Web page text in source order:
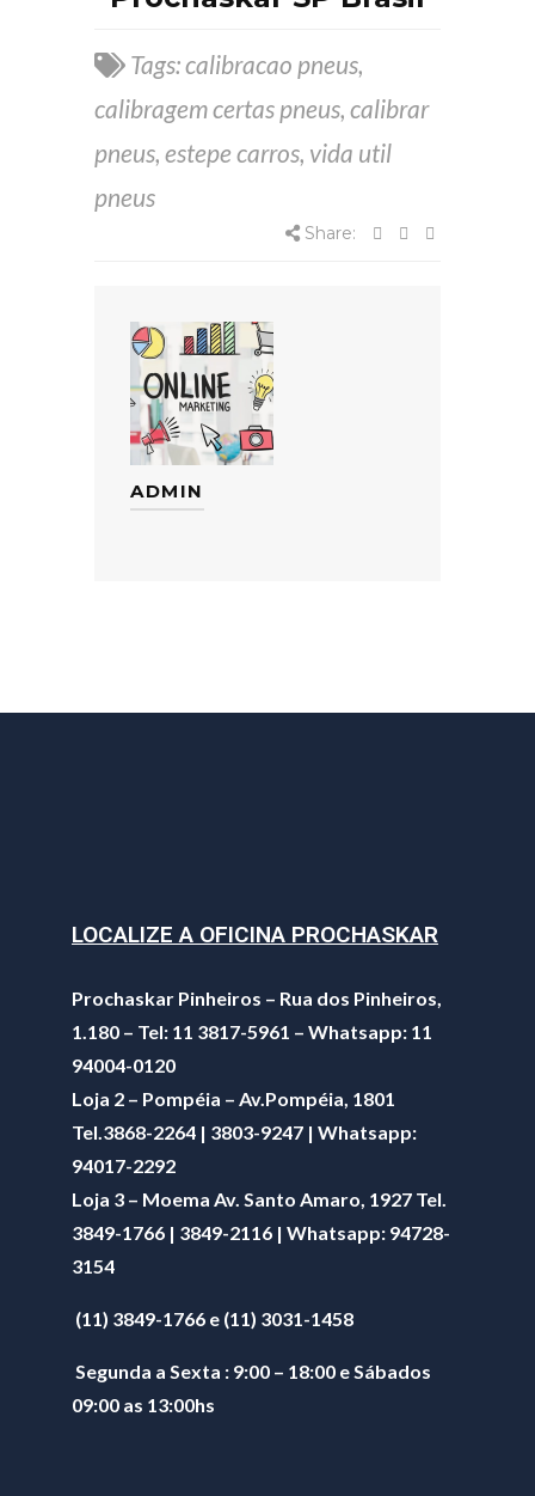
Tags:calibracao pneus,
calibragem certas pneus, calibrar
pneus, estepe carros, vida util
pneus
Share:
ADMIN
LOCALIZE A OFICINA PROCHASKAR
Prochaskar Pinheiros – Rua dos Pinheiros,
1.180 – Tel: 11 3817-5961 – Whatsapp: 11
94004-0120
Loja 2 – Pompéia – Av.Pompéia, 1801
Tel.3868-2264 | 3803-9247 | Whatsapp:
94017-2292
Loja 3 – Moema Av. Santo Amaro, 1927 Tel.
3849-1766 | 3849-2116 | Whatsapp: 94728-
3154
(11) 3849-1766 e (11) 3031-1458
Segunda a Sexta : 9:00 – 18:00 e Sábados
09:00 as 13:00hs